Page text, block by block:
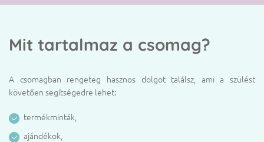
Mit tartalmaz a csomag?
A csomagban rengeteg hasznos dolgot találsz, ami a szülést
követően segítségedre lehet:
termékminták,
ajándékok,